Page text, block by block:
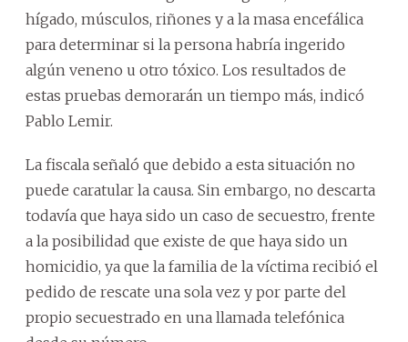
hígado, músculos, riñones y a la masa encefálica
para determinar si la persona habría ingerido
algún veneno u otro tóxico. Los resultados de
estas pruebas demorarán un tiempo más, indicó
Pablo Lemir.
La fiscala señaló que debido a esta situación no
puede caratular la causa. Sin embargo, no descarta
todavía que haya sido un caso de secuestro, frente
a la posibilidad que existe de que haya sido un
homicidio, ya que la familia de la víctima recibió el
pedido de rescate una sola vez y por parte del
propio secuestrado en una llamada telefónica